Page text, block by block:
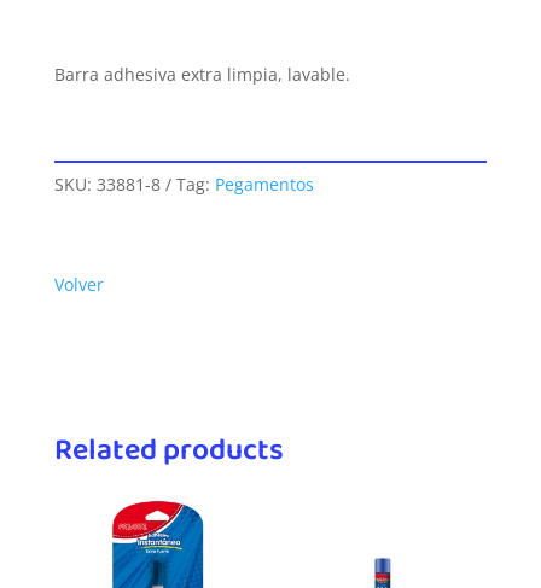
Barra adhesiva extra limpia, lavable.
SKU: 33881-8 Tag: Pegamentos
Volver
Related products